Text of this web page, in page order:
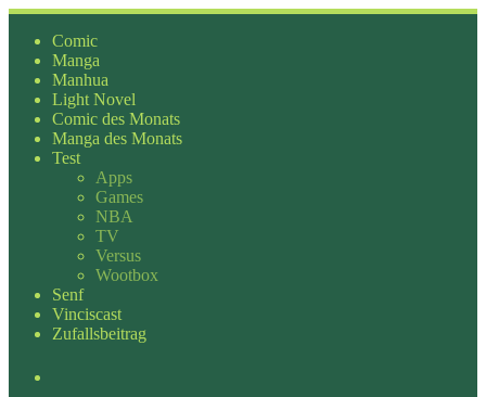
Zum
Inhalt
springen
Comic
Manga
Manhua
Light Novel
Comic des Monats
Manga des Monats
Test
Apps
Games
NBA
TV
Versus
Wootbox
Senf
Vinciscast
Zufallsbeitrag